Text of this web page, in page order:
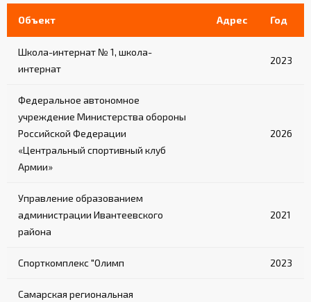
Объект Адрес Год
Школа-интернат № 1, школа-
интернат
2023
Федеральное автономное
учреждение Министерства обороны
Российской Федерации
«Центральный спортивный клуб
Армии»
2026
Управление образованием
администрации Ивантеевского
района
2021
Спорткомплекс "Олимп 2023
Самарская региональная